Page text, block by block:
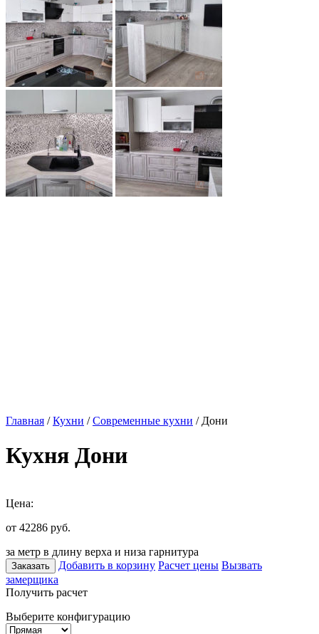
Главная /Кухни /Современные кухни / Дони
Кухня Дони
Цена:
от 42286 руб.
за метр в длину верха и низа гарнитура
Заказать Добавить в корзину Расчет цены Вызвать
замерщика
Получить расчет
Выберите конфигурацию